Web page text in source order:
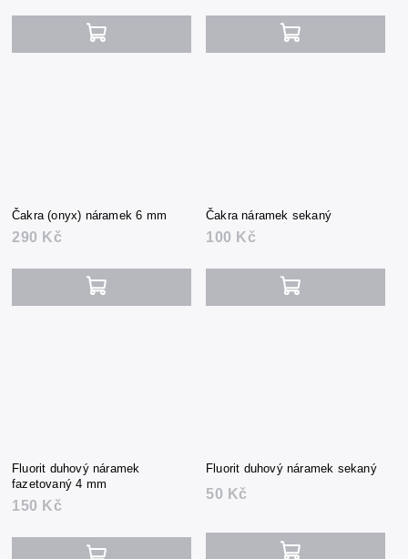
Čakra (onyx) náramek 6 mm
290 Kč
Čakra náramek sekaný
100 Kč
Fluorit duhový náramek
fazetovaný 4 mm
150 Kč
Fluorit duhový náramek sekaný
50 Kč